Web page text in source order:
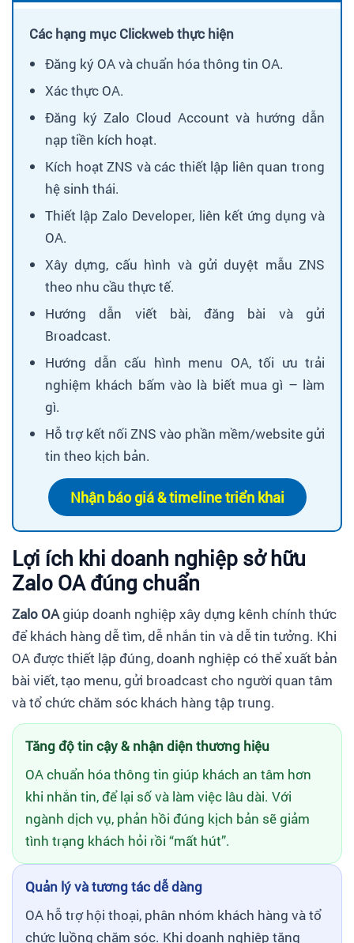
Các hạng mục Clickweb thực hiện
Đăng ký OA và chuẩn hóa thông tin OA.
Xác thực OA.
Đăng ký Zalo Cloud Account và hướng dẫn
nạp tiền kích hoạt.
Kích hoạt ZNS và các thiết lập liên quan trong
hệ sinh thái.
Thiết lập Zalo Developer, liên kết ứng dụng và
OA.
Xây dựng, cấu hình và gửi duyệt mẫu ZNS
theo nhu cầu thực tế.
Hướng dẫn viết bài, đăng bài và gửi
Broadcast.
Hướng dẫn cấu hình menu OA, tối ưu trải
nghiệm khách bấm vào là biết mua gì – làm
gì.
Hỗ trợ kết nối ZNS vào phần mềm/website gửi
tin theo kịch bản.
Nhận báo giá & timeline triển khai
Lợi ích khi doanh nghiệp sở hữu
Zalo OA đúng chuẩn
Zalo OAgiúp doanh nghiệp xây dựng kênh chính thức
để khách hàng dễ tìm, dễ nhắn tin và dễ tin tưởng. Khi
OA được thiết lập đúng, doanh nghiệp có thể xuất bản
bài viết, tạo menu, gửi broadcast cho người quan tâm
và tổ chức chăm sóc khách hàng tập trung.
Tăng độ tin cậy & nhận diện thương hiệu
OA chuẩn hóa thông tin giúp khách an tâm hơn
khi nhắn tin, để lại số và làm việc lâu dài. Với
ngành dịch vụ, phản hồi đúng kịch bản sẽ giảm
tình trạng khách hỏi rồi “mất hút”.
Quản lý và tương tác dễ dàng
OA hỗ trợ hội thoại, phân nhóm khách hàng và tổ
chức luồng chăm sóc. Khi doanh nghiệp tăng